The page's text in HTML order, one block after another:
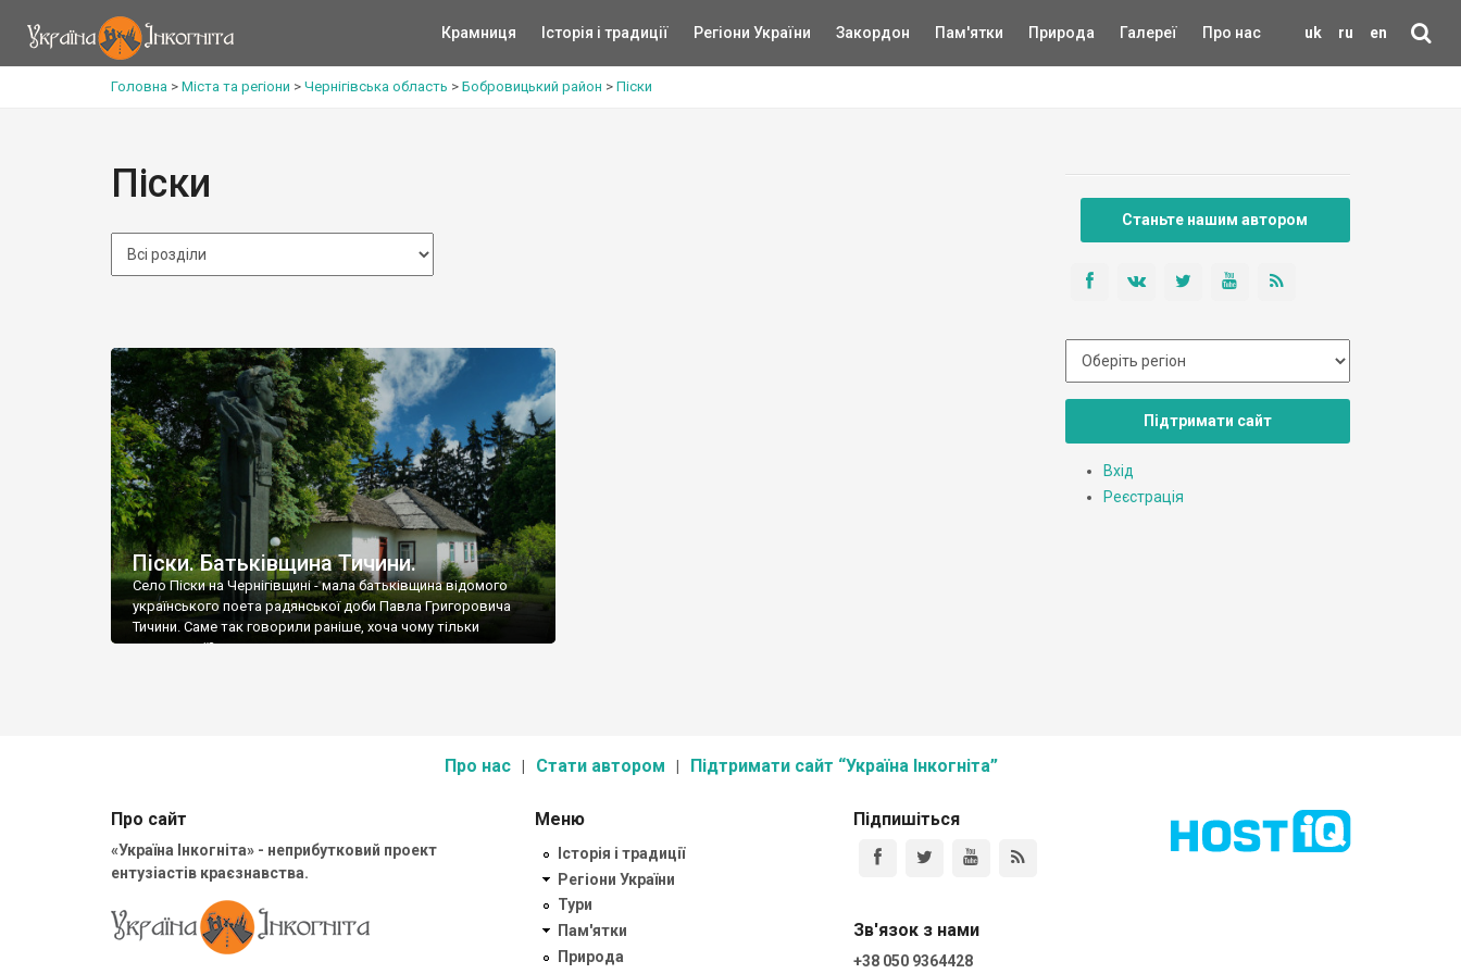
uk ru en
Крамниця Історія і традиції Регіони України Закордон Пам'ятки Природа Галереї Про нас
Головна > Міста та регіони > Чернігівська область > Бобровицький район > Піски
Піски
Піски. Батьківщина Тичини.
Село Піски на Чернігівщині - мала батьківщина відомого
українського поета радянської доби Павла Григоровича
Тичини. Саме так говорили раніше, хоча чому тільки
радянської?
Станьте нашим автором
Підтримати сайт
Вхід
Реєстрація
Про нас Стати автором Підтримати сайт “Україна Інкогніта”
Про сайт
«Україна Інкогніта» - неприбутковий проект
ентузіастів краєзнавства.
Меню
Історія і традиції
Регіони України
Тури
Пам'ятки
Природа
Підпишіться
Зв'язок з нами
+38 050 9364428